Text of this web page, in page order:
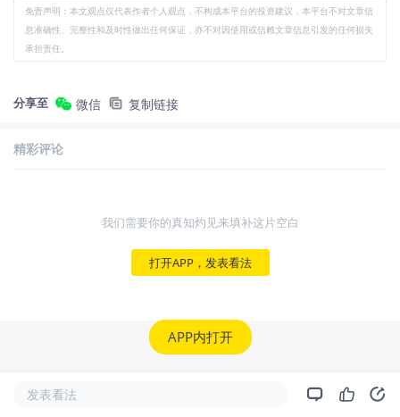
免责声明：本文观点仅代表作者个人观点，不构成本平台的投资建议，本平台不对文章信
息准确性、完整性和及时性做出任何保证，亦不对因使用或信赖文章信息引发的任何损失
承担责任。
分享至 微信 复制链接
精彩评论
我们需要你的真知灼见来填补这片空白
打开APP，发表看法
APP内打开
发表看法